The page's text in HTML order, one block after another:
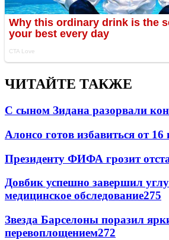
ЧИТАЙТЕ ТАКЖЕ
С сыном Зидана разорвали
Алонсо готов избавиться от
Президенту ФИФА грозит
Довбик успешно завершил
медицинское обследование275
Звезда Барселоны поразил
перевоплощением272